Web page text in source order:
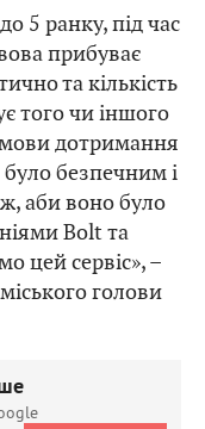
5 ранку, під час
прибуває
та кількість
того чи іншого
дотримання
безпечним і
аби воно було
Bolt та
цей сервіс», –
голови